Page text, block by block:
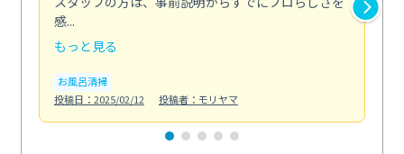
感...
もっと見る
お風呂清掃
投稿日：2025/02/12
投稿者：モリヤマ